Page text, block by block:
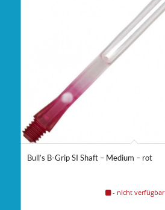
Bull’s B-Grip SI Shaft – Medium – rot
- nicht verfügbar